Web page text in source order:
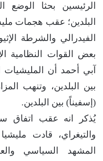
الرئيسين بحثا
البلدين؛ عقب هجمات
الفيدرالي والشرطة
بعض القوات النظامية
آبي أحمد أن المليشيات
بين البلدين، وتنهب
(إسفيناً) بين البلدين.
يُذكر انه عقب اتفاق
والتيغراي، قادت
المشهد السياسي